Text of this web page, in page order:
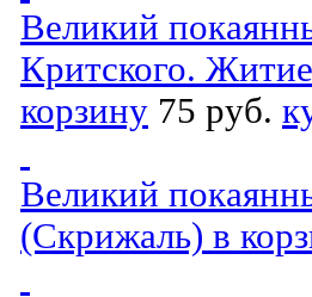
Великий
Критского.
корзину 75 руб.
Великий
(Скрижаль) в